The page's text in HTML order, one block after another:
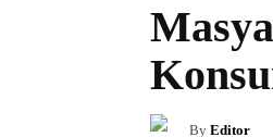
By Editor